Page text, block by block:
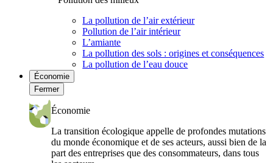
La pollution de l’air extérieur
Pollution de l’air intérieur
L’amiante
La pollution des sols : origines et conséquences
La pollution de l’eau douce
Économie
Fermer
Économie
La transition écologique appelle de profondes mutations
du monde économique et de ses acteurs, aussi bien de la
part des entreprises que des consommateurs, dans tous